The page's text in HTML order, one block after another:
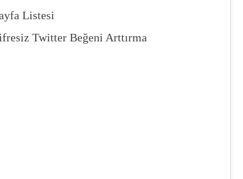
Listesi
Twitter Beğeni Arttırma